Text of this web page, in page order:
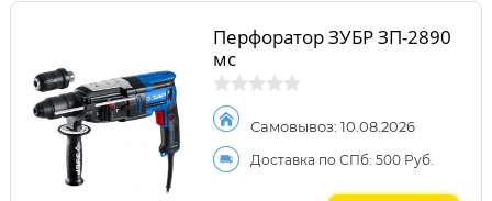
Перфоратор ЗУБР ЗП-2890
мс
Самовывоз: 10.08.2026
Доставка по СПб: 500 Руб.